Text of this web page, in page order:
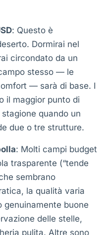
: Questo è
Dormirai nel
circondato da un
stesso — le
— sarà di base. I
il maggior punto di
quando un
due o tre strutture.
: Molti campi budget
trasparente (“tende
sembrano
la qualità varia
genuinamente buone
delle stelle,
pulita. Altre sono